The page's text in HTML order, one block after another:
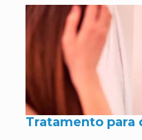
Tratamento para